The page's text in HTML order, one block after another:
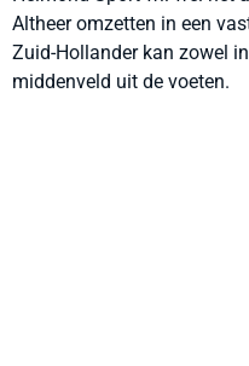
Altheer omzetten in een
Zuid-Hollander kan zowel
middenveld uit de voeten.